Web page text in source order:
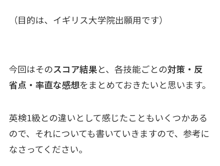
（目的は、イギリス大学院出願用です）
今回はそのスコア結果と、各技能ごとの対策・反
省点・率直な感想をまとめておきたいと思います。
英検1級との違いとして感じたこともいくつかある
ので、それについても書いていきますので、参考に
なさってください。